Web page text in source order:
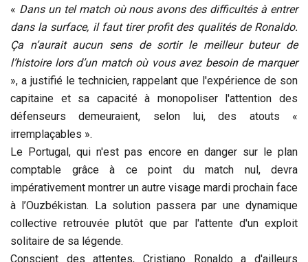
« Dans un tel match où nous avons des difficultés à entrer
dans la surface, il faut tirer profit des qualités de Ronaldo.
Ça n’aurait aucun sens de sortir le meilleur buteur de
l’histoire lors d’un match où vous avez besoin de marquer
», a justifié le technicien, rappelant que l'expérience de son
capitaine et sa capacité à monopoliser l'attention des
défenseurs demeuraient, selon lui, des atouts «
irremplaçables ».
Le Portugal, qui n'est pas encore en danger sur le plan
comptable grâce à ce point du match nul, devra
impérativement montrer un autre visage mardi prochain face
à l’Ouzbékistan. La solution passera par une dynamique
collective retrouvée plutôt que par l'attente d'un exploit
solitaire de sa légende.
Conscient des attentes, Cristiano Ronaldo a d'ailleurs